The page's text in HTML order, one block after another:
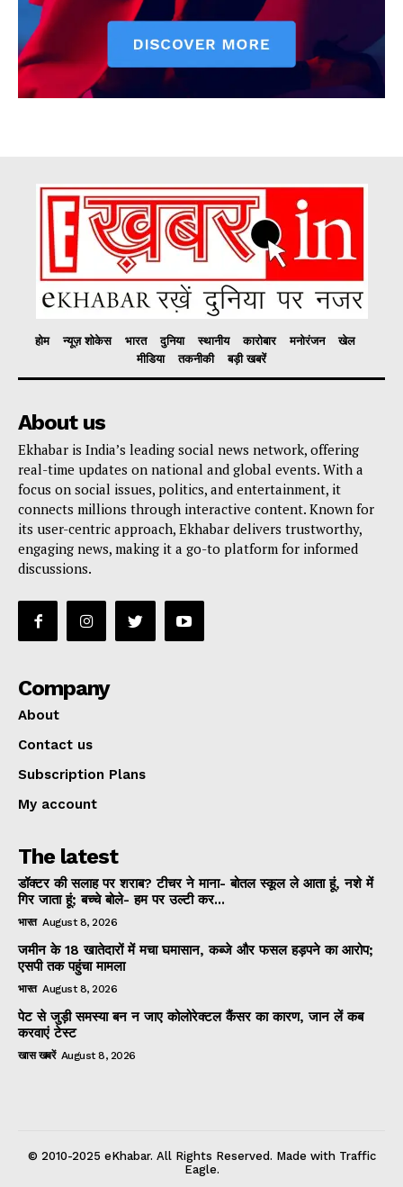
होम न्यूज़ शोकेस भारत दुनिया स्थानीय कारोबार मनोरंजन
खेल
मीडिया
तकनीकी बड़ी खबरें
About us
Ekhabar is India’s leading social news network, offering
real-time updates on national and global events. With a
focus on social issues, politics, and entertainment, it
connects millions through interactive content. Known for
its user-centric approach, Ekhabar delivers trustworthy,
engaging news, making it a go-to platform for informed
discussions.
Company
About
Contact us
Subscription Plans
My account
The latest
डॉक्टर की सलाह पर शराब? टीचर ने माना- बोतल स्कूल ले आता हूं, नशे में
गिर जाता हूं; बच्चे बोले- हम पर उल्टी कर...
भारत August 8, 2026
जमीन के 18 खातेदारों में मचा घमासान, कब्जे और फसल हड़पने का आरोप;
एसपी तक पहुंचा मामला
भारत August 8, 2026
पेट से जुड़ी समस्या बन न जाए कोलोरेक्टल कैंसर का कारण, जान लें कब
करवाएं टेस्ट
खास खबरें August 8, 2026
© 2010-2025 eKhabar. All Rights Reserved. Made with Traffic
Eagle.